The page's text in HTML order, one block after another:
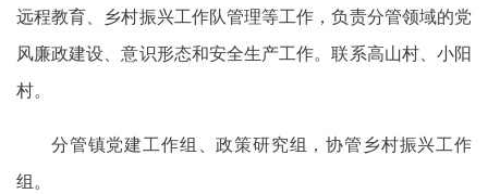
远程教育、乡村振兴工作队管理等工作，负责分管领域的党
风廉政建设、意识形态和安全生产工作。联系高山村、小阳
村。
分管镇党建工作组、政策研究组，协管乡村振兴工作
组。